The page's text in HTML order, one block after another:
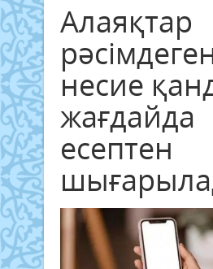
Алаяқтар
несие
жағдайда
есептен